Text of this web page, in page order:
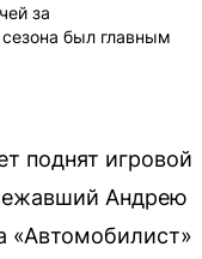
за
был главным
поднят игровой
Андрею
«Автомобилист»